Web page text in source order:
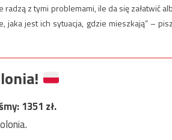
z tymi problemami, ile da się załatwić
jaka jest ich sytuacja, gdzie mieszkają” –
1351 zł.